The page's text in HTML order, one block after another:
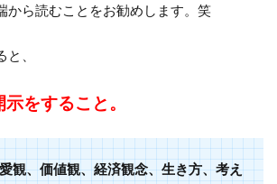
から読むことをお勧めします。笑
、
をすること。
観、価値観、経済観念、生き方、考え